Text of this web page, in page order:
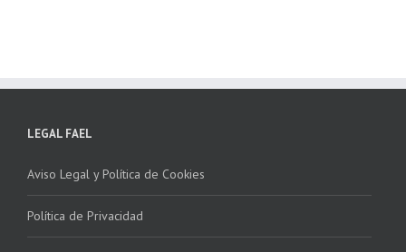
LEGAL FAEL
Aviso Legal y Política de Cookies
Política de Privacidad